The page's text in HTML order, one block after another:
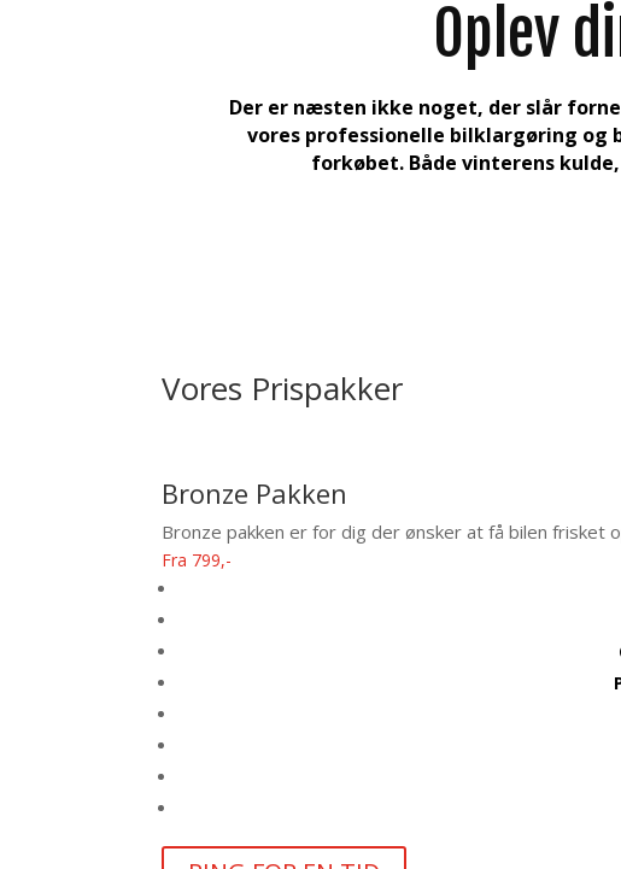
Oplev
Der er næsten ikke noget, der slår
vores professionelle bilklargøring og
forkøbet. Både vinterens
Vores Prispakker
Bronze Pakken
Bronze pakken er for dig der ønsker at få bilen frisket
Fra 799,-